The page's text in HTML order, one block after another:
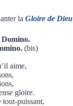
la Gloire de Dieu
Domino.
(bis)
aime,
gloire.
puissant,